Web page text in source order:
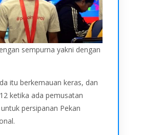
sempurna yakni dengan
itu berkemauan keras, dan
ketika ada pemusatan
persipanan Pekan